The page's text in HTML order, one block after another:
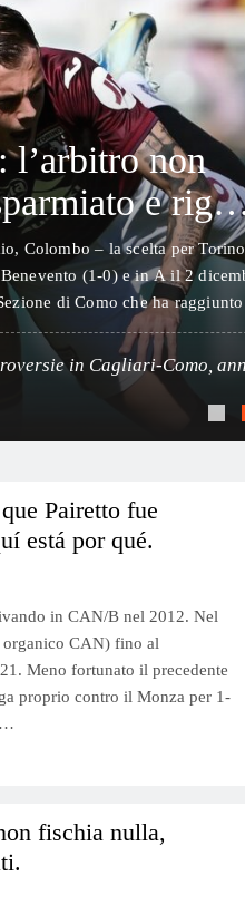
l’arbitro non
e
Colombo – la scelta per
(1-0) e in A il 2
di Como che ha
in Cagliari-Como,
Pairetto fue
está por qué.
in CAN/B nel 2012. Nel
CAN) fino al
Meno fortunato il precedente
proprio contro il Monza per 1-
fischia nulla,